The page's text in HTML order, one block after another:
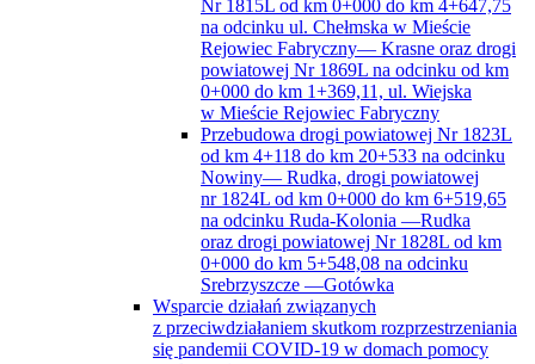
od km 0+000 do km 8+288,12 na odcinku
Pawłów—Liszno, drogi powiatowej
Nr 1815L od km 0+000 do km 4+647,75
na odcinku ul. Chełmska w Mieście
Rejowiec Fabryczny— Krasne oraz drogi
powiatowej Nr 1869L na odcinku od km
0+000 do km 1+369,11, ul. Wiejska
w Mieście Rejowiec Fabryczny
Przebudowa drogi powiatowej Nr 1823L
od km 4+118 do km 20+533 na odcinku
Nowiny— Rudka, drogi powiatowej
nr 1824L od km 0+000 do km 6+519,65
na odcinku Ruda-Kolonia —Rudka
oraz drogi powiatowej Nr 1828L od km
0+000 do km 5+548,08 na odcinku
Srebrzyszcze —Gotówka
Wsparcie działań związanych